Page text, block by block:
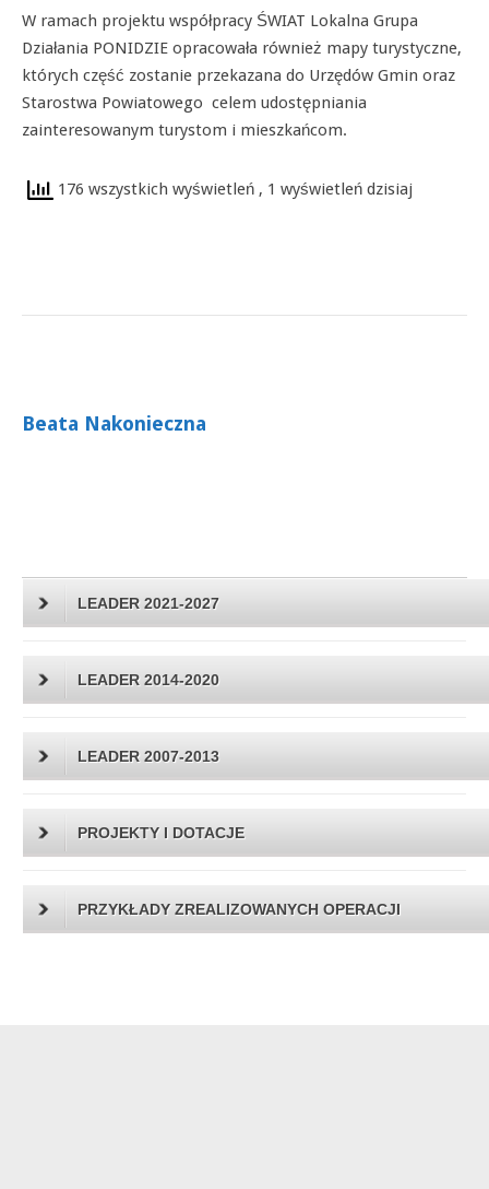
W ramach projektu współpracy ŚWIAT Lokalna Grupa
Działania PONIDZIE opracowała również mapy turystyczne,
których część zostanie przekazana do Urzędów Gmin oraz
Starostwa Powiatowego celem udostępniania
zainteresowanym turystom i mieszkańcom.
176 wszystkich wyświetleń , 1 wyświetleń dzisiaj
Beata Nakonieczna
LEADER 2021-2027
LEADER 2014-2020
LEADER 2007-2013
PROJEKTY I DOTACJE
PRZYKŁADY ZREALIZOWANYCH OPERACJI